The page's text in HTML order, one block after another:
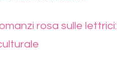
rosa sulle lettrici: